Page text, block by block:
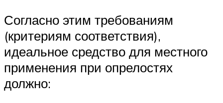
Согласно этим требованиям
(критериям соответствия),
идеальное средство для местного
применения при опрелостях
должно: